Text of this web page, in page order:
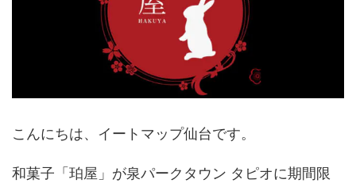
こんにちは、イートマップ仙台です。
和菓子「珀屋」が泉パークタウン タピオに期間限